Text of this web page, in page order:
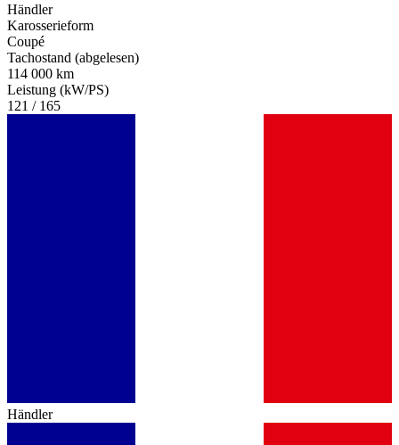
Händler
Karosserieform
Coupé
Tachostand (abgelesen)
114 000 km
Leistung (kW/PS)
121 / 165
Händler